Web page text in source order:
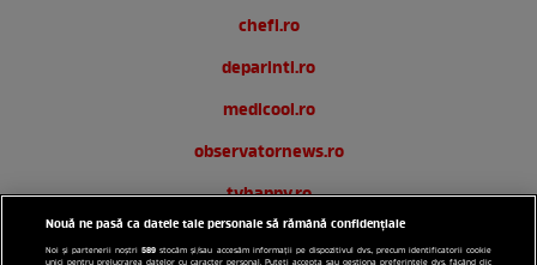
chefi.ro
deparinti.ro
medicool.ro
observatornews.ro
tvhappy.ro
useit.ro
Nouă ne pasă ca datele tale personale să rămână confidențiale
Noi și partenerii noștri589 stocăm și/sau accesăm informații pe dispozitivul dvs., precum identificatorii cookie